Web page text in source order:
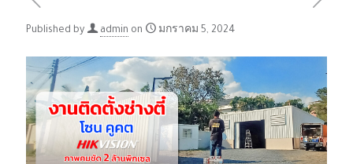
Published by admin on มกราคม 5, 2024